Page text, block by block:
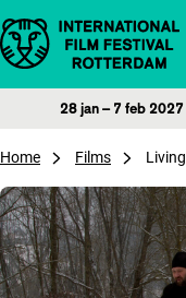
Direct naar inhoud
28 jan – 7 feb 2027
Home Films Living